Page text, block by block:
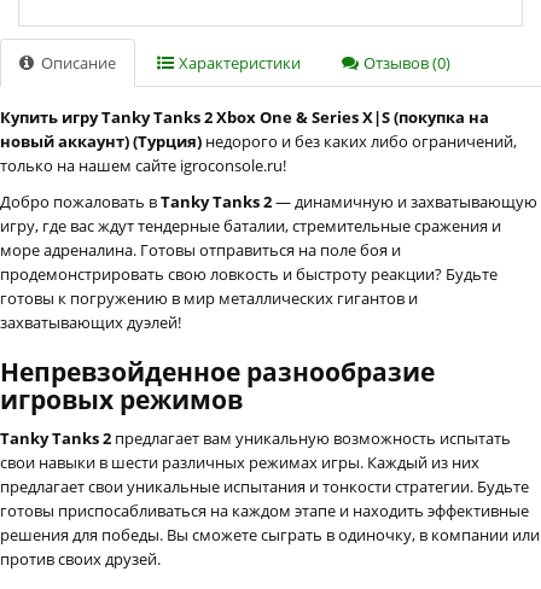
Описание Характеристики Отзывов (0)
Купить игру Tanky Tanks 2 Xbox One & Series X|S (покупка на
новый аккаунт) (Турция) недорого и без каких либо ограничений,
только на нашем сайте igroconsole.ru!
Добро пожаловать вTanky Tanks 2— динамичную и захватывающую
игру, где вас ждут тендерные баталии, стремительные сражения и
море адреналина. Готовы отправиться на поле боя и
продемонстрировать свою ловкость и быстроту реакции? Будьте
готовы к погружению в мир металлических гигантов и
захватывающих дуэлей!
Непревзойденное разнообразие
игровых режимов
Tanky Tanks 2 предлагает вам уникальную возможность испытать
свои навыки в шести различных режимах игры. Каждый из них
предлагает свои уникальные испытания и тонкости стратегии. Будьте
готовы приспосабливаться на каждом этапе и находить эффективные
решения для победы. Вы сможете сыграть в одиночку, в компании или
против своих друзей.